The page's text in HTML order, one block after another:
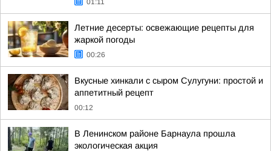
01:11
Летние десерты: освежающие рецепты для
жаркой погоды
00:26
Вкусные хинкали с сыром Сулугуни: простой и
аппетитный рецепт
00:12
В Ленинском районе Барнаула прошла
экологическая акция